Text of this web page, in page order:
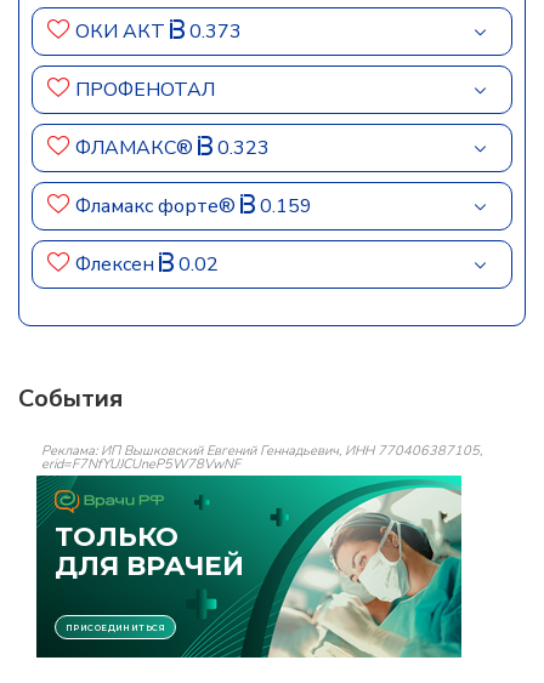
ОКИ АКТ 0.373
ПРОФЕНОТАЛ
ФЛАМАКС® 0.323
Фламакс форте® 0.159
Флексен 0.02
События
Реклама: ИП Вышковский Евгений Геннадьевич, ИНН 770406387105,
erid=F7NfYUJCUneP5W78VwNF